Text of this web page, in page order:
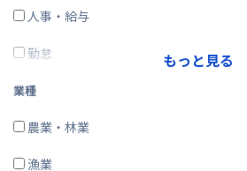
人事・給与
勤怠
経費精算
CRM・SFA
ERP
もっと見る
業種
農業・林業
漁業